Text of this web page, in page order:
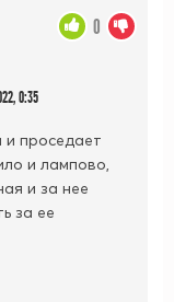
0:35
и проседает
и лампово,
и за нее
за ее
0